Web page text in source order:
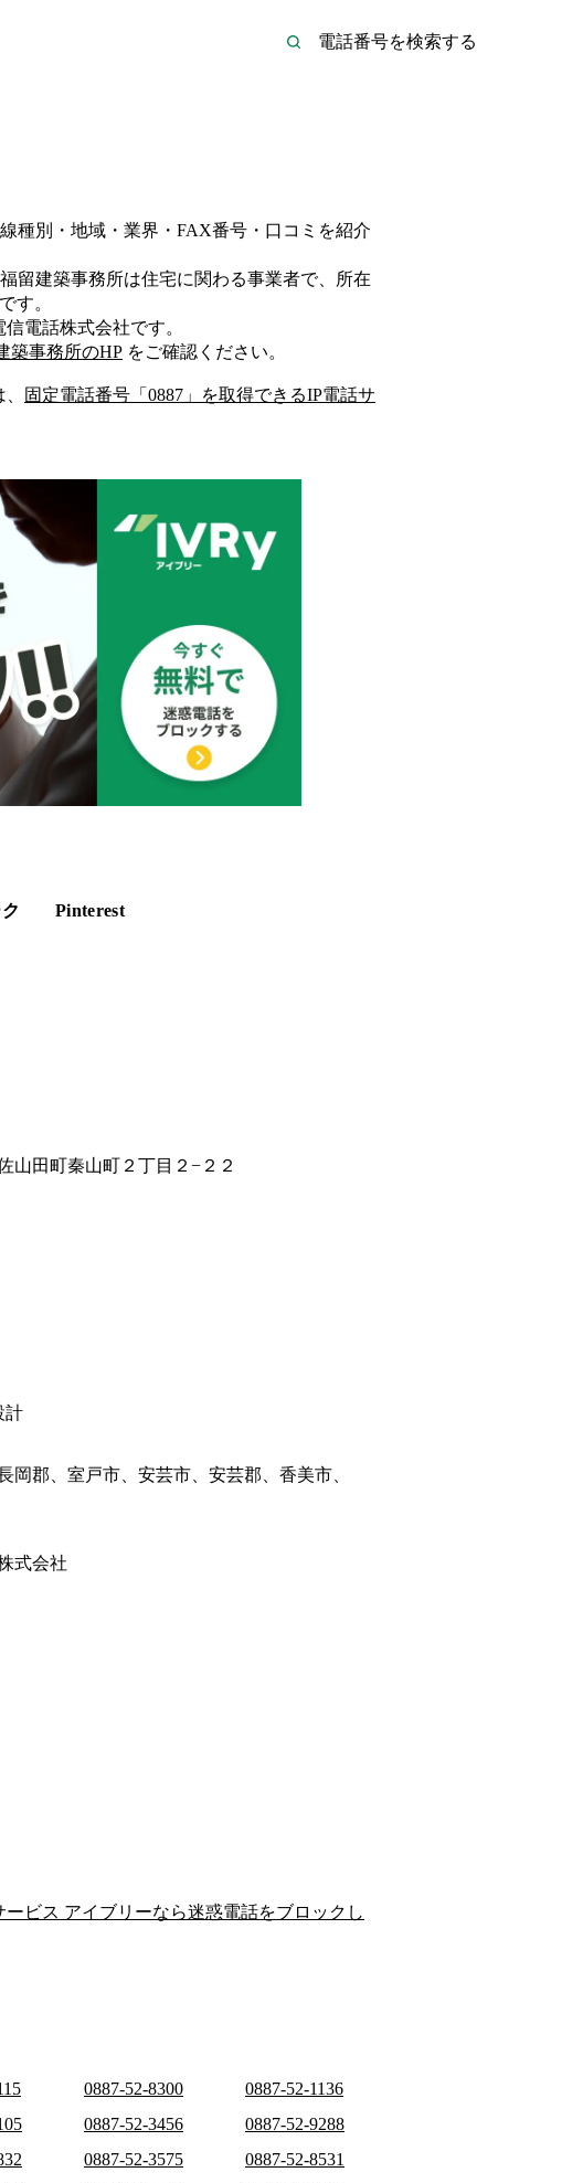
種別・地域・業界・FAX番号・口コミを紹介
福留建築事務所は住宅に関わる事業者で、所在
です。
信電話株式会社です。
築事務所のHP をご確認ください。
固定電話番号「 0887 」を取得できるIP電話サ
Pinterest
山田町秦山町２丁目２−２２
計
岡郡、室戸市、安芸市、安芸郡、香美市、
式会社
ビス アイブリーなら迷惑電話をブロックし
0887-52-8300
0887-52-1136
0887-52-3456
0887-52-9288
0887-52-3575
0887-52-8531